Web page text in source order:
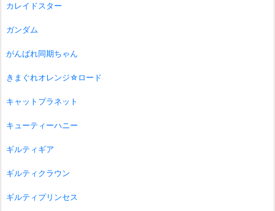
カレイドスター
ガンダム
がんばれ同期ちゃん
きまぐれオレンジ☆ロード
キャットプラネット
キューティーハニー
ギルティギア
ギルティクラウン
ギルティプリンセス